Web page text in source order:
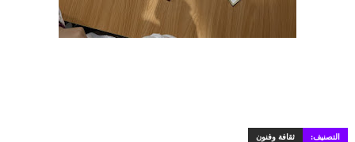
التصنيف: ثقافة وفنون